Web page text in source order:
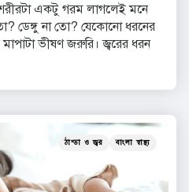
একটু গরম লাগলেই মনে
ডেঙ্গু না তো? যেকোনো ধরনের
মাপাটা ভীষণ জরুরি। জ্বরের ধরন
Categories
Posted
ঠান্ডা ও জ্বর বাংলা স্বাস্থ্য